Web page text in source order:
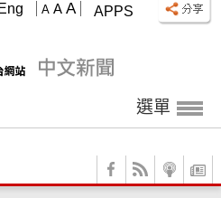
APPS
A A A
Eng
選單